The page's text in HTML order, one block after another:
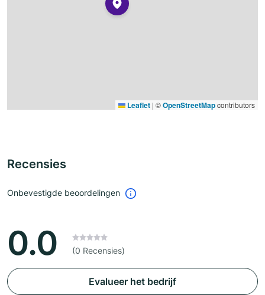
Leaflet | ©OpenStreetMapcontributors
Recensies
Onbevestigde beoordelingen
0.0 (0 Recensies)
Evalueer het bedrijf